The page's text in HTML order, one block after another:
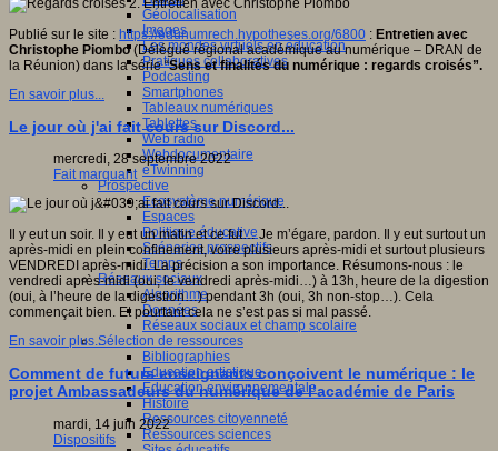
Géolocalisation
Images
Les mondes virtuels en éducation
Pratiques collaboratives
Podcasting
Smartphones
Tableaux numériques
Tablettes
Web radio
Webdocumentaire
eTwinning
Prospective
Ecosystème numérique
Espaces
Politique éducative
Scénarios prospectifs
Temps
Réseaux sociaux
Algorithme
Données
Réseaux sociaux et champ scolaire
Sélection de ressources
Bibliographies
Education artistique
Education environnementale
Histoire
Ressources citoyenneté
Ressources sciences
Publié sur le site : https://edunumrech.hypotheses.org/6800 : Entretien avec
Christophe Piombo(Délégué régional académique au numérique – DRAN de
la Réunion) dans la série “Sens et finalités du numérique : regards croisés”.
En savoir plus...
Le jour où j'ai fait cours sur Discord...
mercredi, 28 septembre 2022
Fait marquant
Il y eut un soir. Il y eut un matin et ce fut… Je m’égare, pardon. Il y eut surtout un
après-midi en plein confinement, voire plusieurs après-midi et surtout plusieurs
VENDREDI après-midi. La précision a son importance. Résumons-nous : le
vendredi après-midi (oui, le vendredi après-midi…) à 13h, heure de la digestion
(oui, à l’heure de la digestion…) pendant 3h (oui, 3h non-stop…). Cela
commençait bien. Et pourtant cela ne s’est pas si mal passé.
En savoir plus...
Comment de futurs enseignants conçoivent le numérique : le
projet Ambassadeurs du numérique de l’académie de Paris
mardi, 14 juin 2022
Dispositifs